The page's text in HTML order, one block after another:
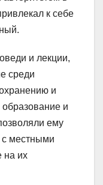
к себе
и лекции,
среди
и
и
ему
местными
на их